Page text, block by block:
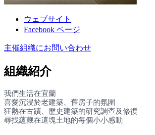
ウェブサイト
Facebook ページ
主催組織にお問い合わせ
組織紹介
我們生活在宜蘭
喜愛沉浸於老建築、舊房子的氛圍
狂熱在古蹟、歷史建築的研究調查及修復
尋找蘊藏在這塊土地的每個小小感動